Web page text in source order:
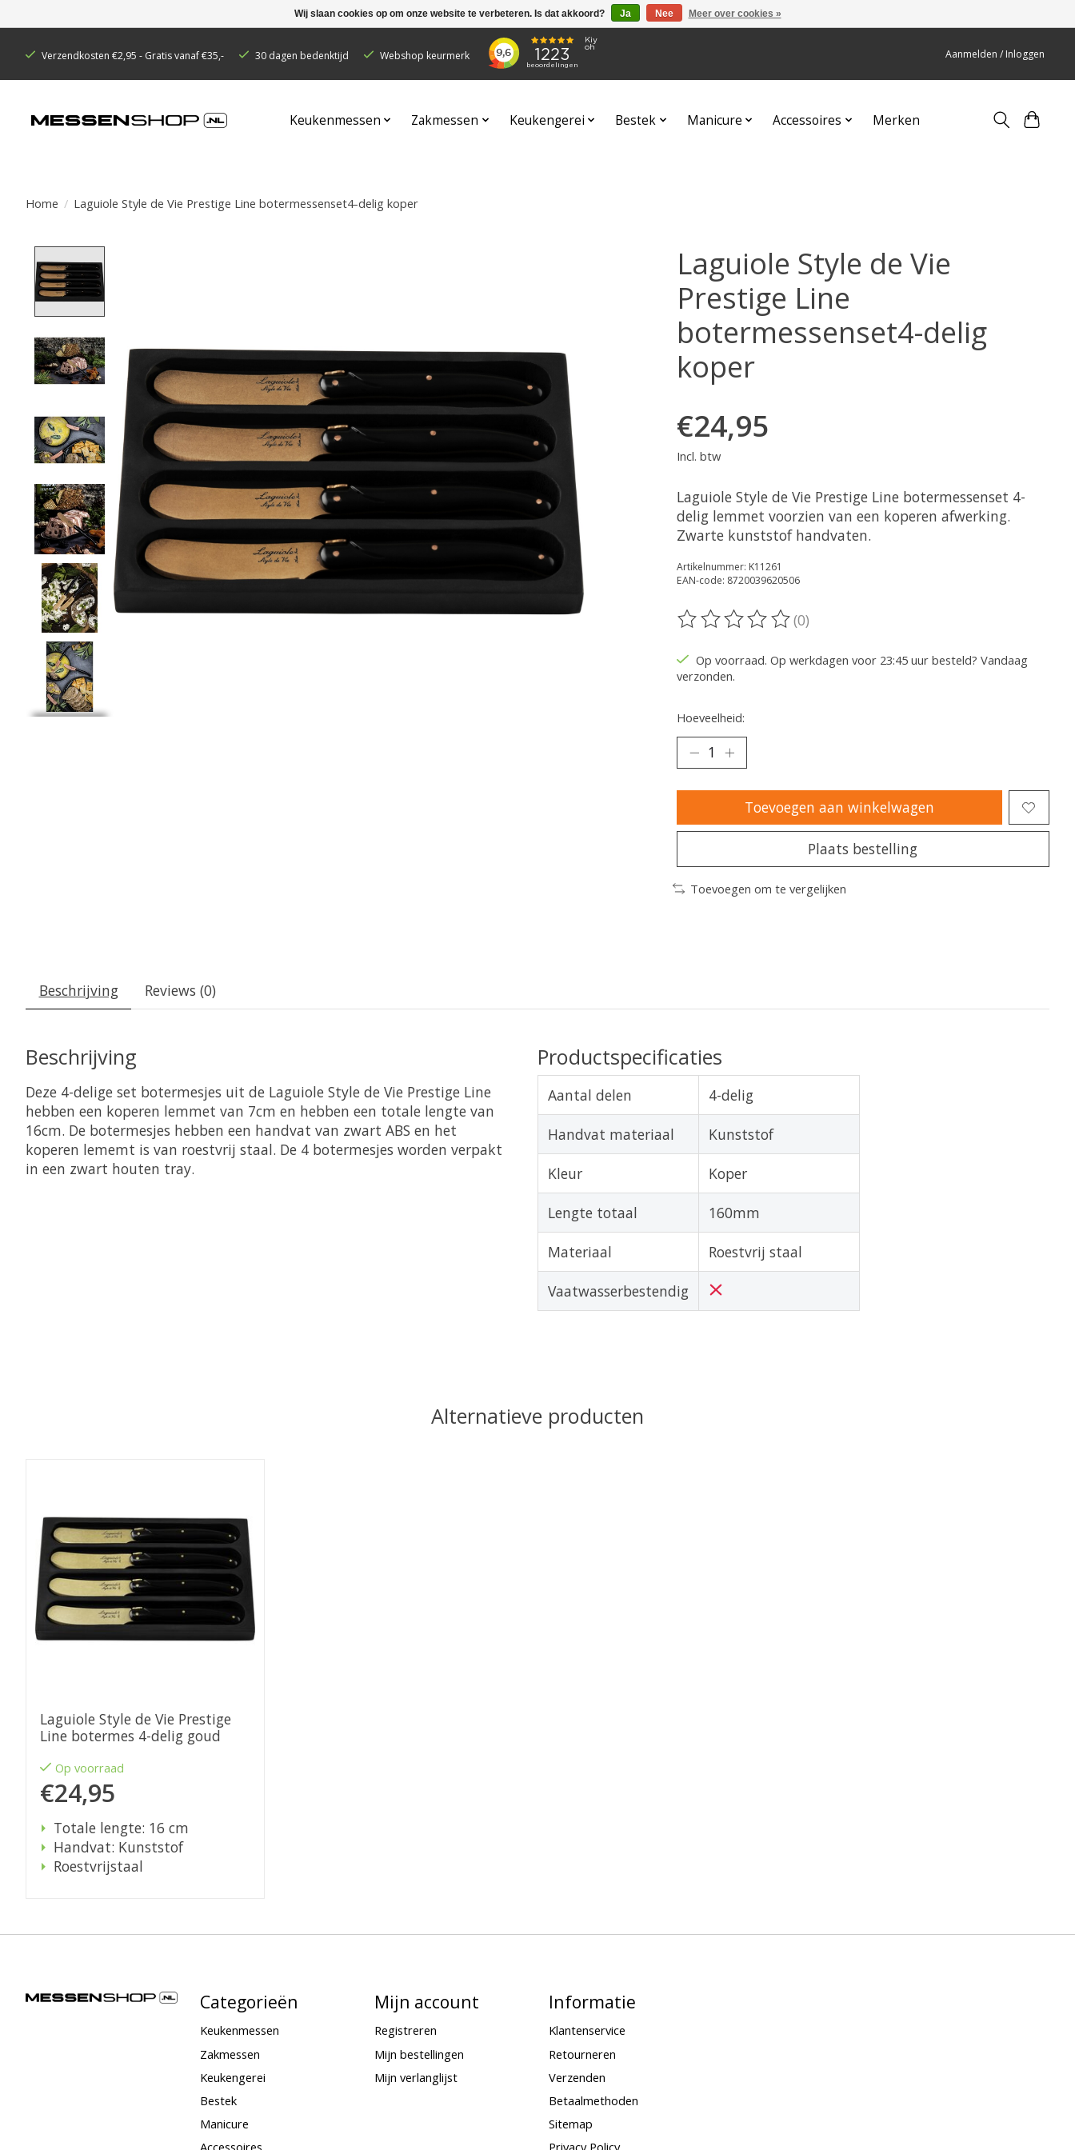
Verzendkosten €2,95 - Gratis vanaf €35,- 30 dagen bedenktijd Webshop keurmerk Aanmelden / Inloggen
Keukenmessen Zakmessen Keukengerei Bestek Manicure Accessoires Merken
Home / Laguiole Style de Vie Prestige Line botermessenset4-delig koper
Laguiole Style de Vie
Prestige Line
botermessenset4-delig
koper
€24,95
Incl. btw
Laguiole Style de Vie Prestige Line botermessenset 4-
delig lemmet voorzien van een koperen afwerking.
Zwarte kunststof handvaten.
Artikelnummer: K11261
EAN-code: 8720039620506
De beoordeling van dit product is
(0)
Op voorraad. Op werkdagen voor 23:45 uur besteld? Vandaag
verzonden.
Hoeveelheid:
Toevoegen aan winkelwagen
Plaats bestelling
Toevoegen om te vergelijken
Beschrijving Reviews (0)
Beschrijving
Deze 4-delige set botermesjes uit de Laguiole Style de Vie Prestige Line
hebben een koperen lemmet van 7cm en hebben een totale lengte van
16cm. De botermesjes hebben een handvat van zwart ABS en het
koperen lememt is van roestvrij staal. De 4 botermesjes worden verpakt
in een zwart houten tray.
Productspecificaties
Aantal delen 4-delig
Handvat materiaal Kunststof
Kleur Koper
Lengte totaal 160mm
Materiaal Roestvrij staal
Vaatwasserbestendig
Alternatieve producten
Laguiole Style de Vie Prestige
Line botermes 4-delig goud
Op voorraad
€24,95
Totale lengte: 16 cm
Handvat: Kunststof
Roestvrijstaal
Categorieën
Keukenmessen
Zakmessen
Keukengerei
Bestek
Manicure
Mijn account
Registreren
Mijn bestellingen
Mijn verlanglijst
Informatie
Klantenservice
Retourneren
Verzenden
Betaalmethoden
Sitemap
Wij slaan cookies op om onze website te verbeteren. Is dat akkoord? Ja Nee Meer over cookies »